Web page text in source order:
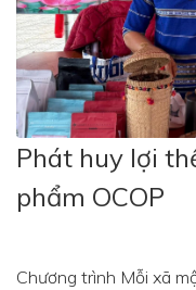
Phát huy lợi
phẩm OCOP
Chương trình Mỗi xã